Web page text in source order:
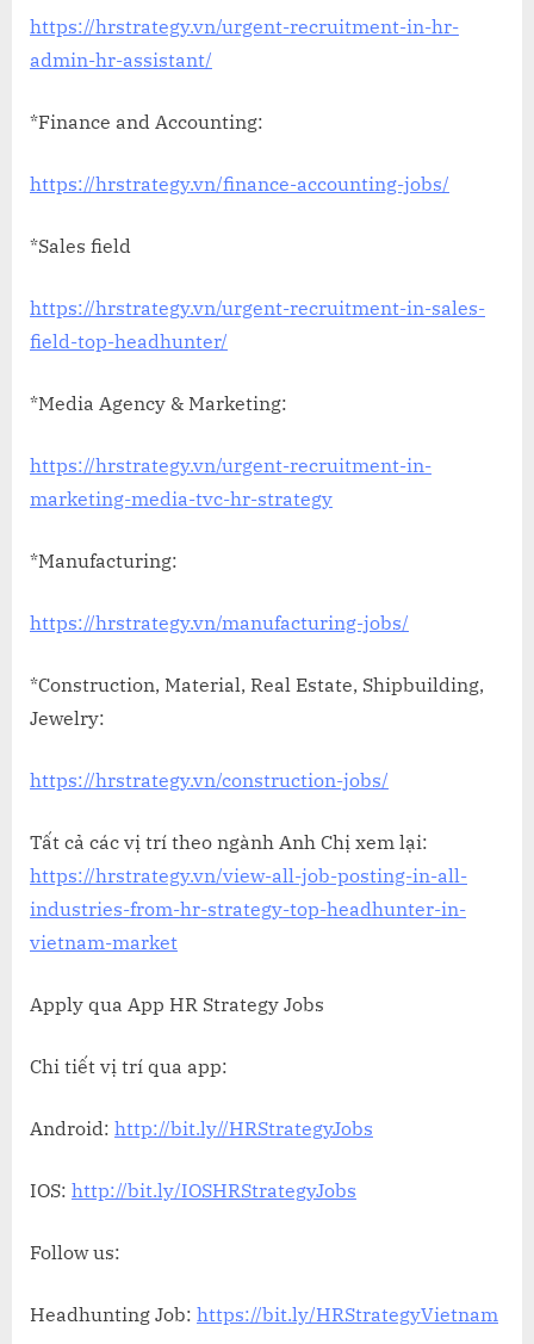
https://hrstrategy.vn/urgent-recruitment-in-hr-
admin-hr-assistant/
*Finance and Accounting:
https://hrstrategy.vn/finance-accounting-jobs/
*Sales field
https://hrstrategy.vn/urgent-recruitment-in-sales-
field-top-headhunter/
*Media Agency & Marketing:
https://hrstrategy.vn/urgent-recruitment-in-
marketing-media-tvc-hr-strategy
*Manufacturing:
https://hrstrategy.vn/manufacturing-jobs/
*Construction, Material, Real Estate, Shipbuilding,
Jewelry:
https://hrstrategy.vn/construction-jobs/
Tất cả các vị trí theo ngành Anh Chị xem lại:
https://hrstrategy.vn/view-all-job-posting-in-all-
industries-from-hr-strategy-top-headhunter-in-
vietnam-market
Apply qua App HR Strategy Jobs
Chi tiết vị trí qua app:
Android: http://bit.ly//HRStrategyJobs
IOS: http://bit.ly/IOSHRStrategyJobs
Follow us:
Headhunting Job: https://bit.ly/HRStrategyVietnam